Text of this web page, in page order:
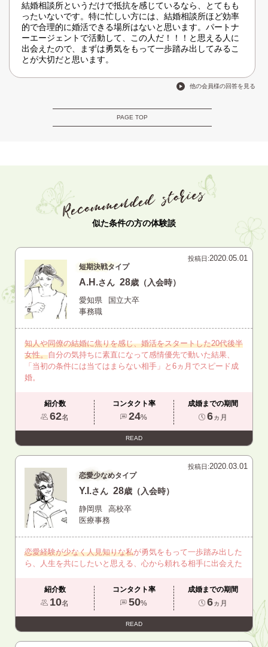
結婚相談所というだけで抵抗を感じているなら、とてもも
ったいないです。特に忙しい方には、結婚相談所ほど効率
的で合理的に婚活できる場所はないと思います。パートナ
ーエージェントで活動して、この人だ！！！と思える人に
出会えたので、まずは勇気をもって一歩踏み出してみるこ
とが大切だと思います。
他の会員様の回答を見る
PAGE TOP
似た条件の方の体験談
投稿日:2020.05.01
短期決戦タイプ
A.H.さん 28歳（入会時）
愛知県
国立大卒
事務職
知人や同僚の結婚に焦りを感じ、婚活をスタートした20代後半
女性。自分の気持ちに素直になって感情優先で動いた結果、
「当初の条件には当てはまらない相手」と6ヵ月でスピード成
婚。
紹介数
62名
コンタクト率
24%
成婚までの期間
6ヵ月
READ
投稿日:2020.03.01
恋愛少なめタイプ
Y.I.さん 28歳（入会時）
静岡県
高校卒
医療事務
恋愛経験が少なく人見知りな私が勇気をもって一歩踏み出した
ら、人生を共にしたいと思える、心から頼れる相手に出会えた
紹介数
10名
コンタクト率
50%
成婚までの期間
6ヵ月
READ